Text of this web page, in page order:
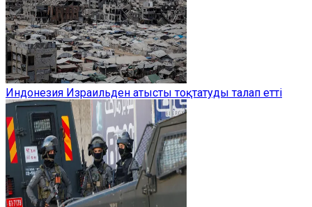
Индонезия Израильден атысты тоқтатуды талап етті